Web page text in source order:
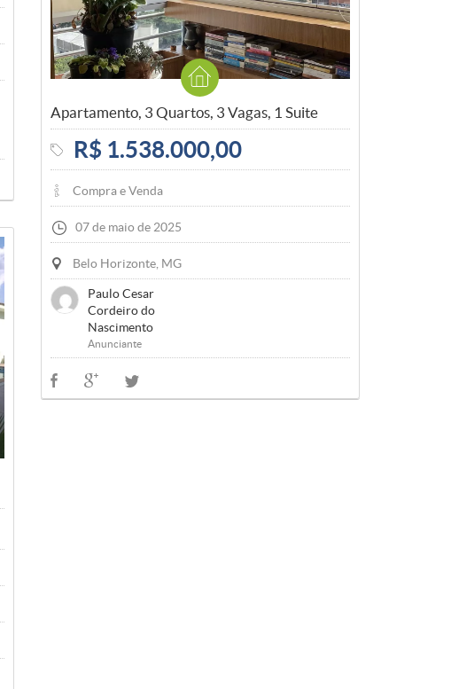
Apartamento, 3 Quartos, 3 Vagas, 1 Suite
R$ 1.538.000,00
Compra e Venda
07 de maio de 2025
Belo Horizonte, MG
Paulo Cesar
Cordeiro do
Nascimento
Anunciante